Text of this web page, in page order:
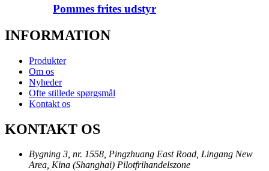
Pommes frites udstyr
INFORMATION
Produkter
Om os
Nyheder
Ofte stillede spørgsmål
Kontakt os
KONTAKT OS
Bygning 3, nr. 1558, Pingzhuang East Road, Lingang New
Area, Kina (Shanghai) Pilotfrihandelszone